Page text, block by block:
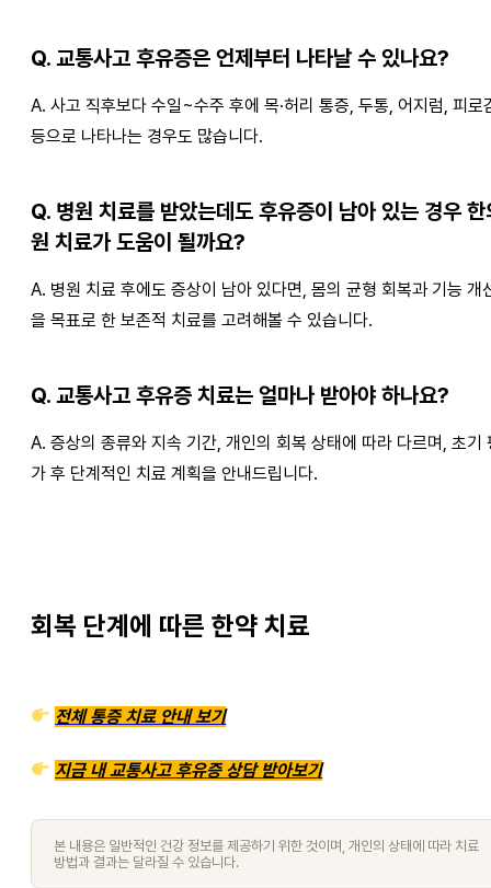
Q. 교통사고 후유증은 언제부터 나타날 수 있나요?
A. 사고 직후보다 수일~수주 후에 목·허리 통증, 두통, 어지럼, 피로
등으로 나타나는 경우도 많습니다.
Q. 병원 치료를 받았는데도 후유증이 남아 있는 경우 한
원 치료가 도움이 될까요?
A. 병원 치료 후에도 증상이 남아 있다면, 몸의 균형 회복과 기능 개
을 목표로 한 보존적 치료를 고려해볼 수 있습니다.
Q. 교통사고 후유증 치료는 얼마나 받아야 하나요?
A. 증상의 종류와 지속 기간, 개인의 회복 상태에 따라 다르며, 초기
가 후 단계적인 치료 계획을 안내드립니다.
회복 단계에 따른 한약 치료
전체 통증 치료 안내 보기
지금 내 교통사고 후유증 상담 받아보기
본 내용은 일반적인 건강 정보를 제공하기 위한 것이며, 개인의 상태에 따라 치료
방법과 결과는 달라질 수 있습니다.